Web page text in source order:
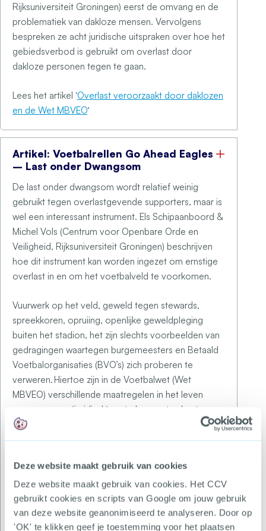
Deze website maakt gebruik van cookies
Deze website maakt gebruik van cookies. Het CCV
gebruikt cookies en scripts van Google om jouw gebruik
van deze website geanonimiseerd te analyseren. Door op
'OK' te klikken geef je toestemming voor het plaatsen
Rijksuniversiteit Groningen) eerst de omvang en de
problematiek van dakloze mensen. Vervolgens
bespreken ze acht juridische uitspraken over hoe het
gebiedsverbod is gebruikt om overlast door
dakloze personen tegen te gaan.
Lees het artikel ‘Overlast veroorzaakt door daklozen
en de Wet MBVEO‘
Artikel: Voetbalrellen Go Ahead Eagles
– Last onder Dwangsom
De last onder dwangsom wordt relatief weinig
gebruikt tegen overlastgevende supporters, maar is
wel een interessant instrument. Els Schipaanboord &
Michel Vols (Centrum voor Openbare Orde en
Veiligheid, Rijksuniversiteit Groningen) beschrijven
hoe dit instrument kan worden ingezet om ernstige
overlast in en om het voetbalveld te voorkomen.
Vuurwerk op het veld, geweld tegen stewards,
spreekkoren, opruiing, openlijke geweldpleging
buiten het stadion, het zijn slechts voorbeelden van
gedragingen waartegen burgemeesters en Betaald
Voetbalorganisaties (BVO’s) zich proberen te
verweren. Hiertoe zijn in de Voetbalwet (Wet
MBVEO) verschillende maatregelen in het leven
geroepen om (juridisch) op te kunnen treden tegen
voetbalgeweld. Zo hebben de rechter, het OM en
de burgemeester bevoegdheden gekregen om
Met een last onder dwangsom kunnen
burgemeesters ook gewenst gedrag afdwingen. In
2021 kregen verschillende overlastgevende
supporters van Go Ahead Eagles er een.